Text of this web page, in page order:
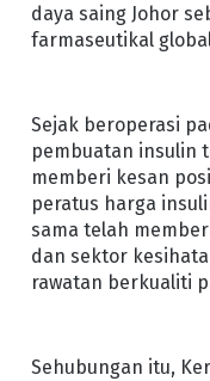
daya saing Johor
farmaseutikal
Sejak beroperasi
pembuatan insulin
memberi kesan
peratus harga
sama telah
dan sektor
rawatan berkualiti
Sehubungan itu,